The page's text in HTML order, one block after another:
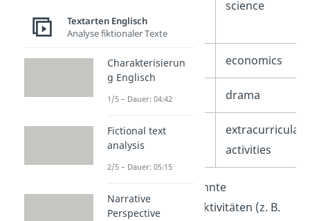
Wissenschaft
science
Wirtschaft economics
Schauspiel drama
außerschulische
Aktivitäten
extracurricular
activities
Sogenannte
außerschulische Aktivitäten (z. B.
Textarten Englisch
Analyse fiktionaler Texte
Charakterisierun
g Englisch
1/5 – Dauer: 04:42
Fictional text
analysis
2/5 – Dauer: 05:15
Narrative
Perspective